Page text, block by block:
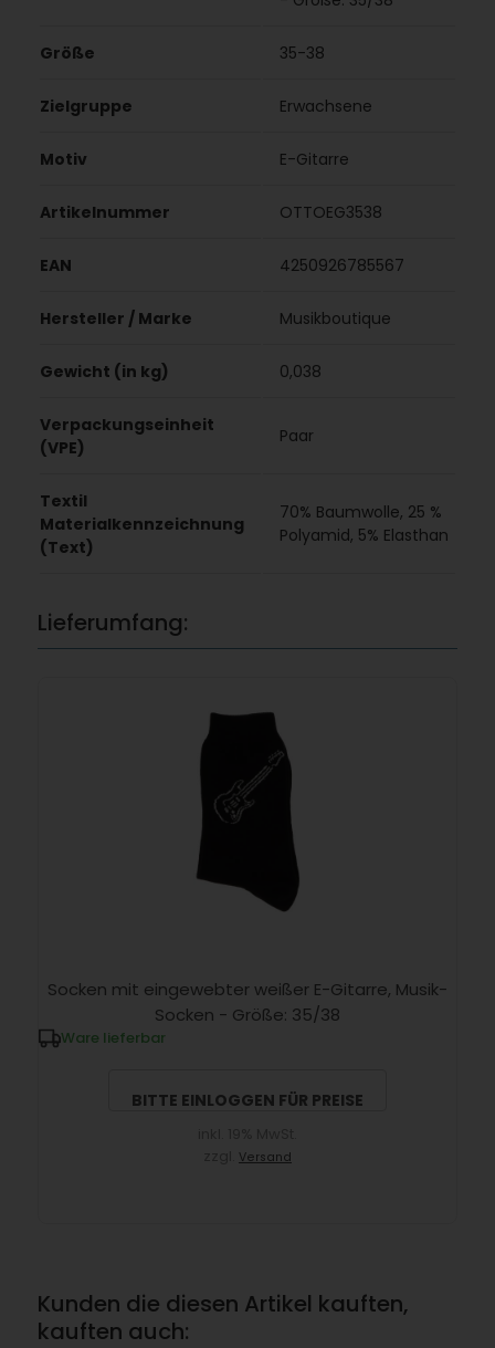
Größe 35-38
Zielgruppe Erwachsene
Motiv E-Gitarre
Artikelnummer OTTOEG3538
EAN 4250926785567
Hersteller / Marke Musikboutique
Gewicht (in kg) 0,038
Verpackungseinheit
(VPE)
Paar
Textil
Materialkennzeichnung
(Text)
70% Baumwolle, 25 %
Polyamid, 5% Elasthan
Lieferumfang:
Socken mit eingewebter weißer E-Gitarre, Musik-
Socken - Größe: 35/38
Ware lieferbar
BITTE EINLOGGEN FÜR PREISE
Versand
Kunden die diesen Artikel kauften,
kauften auch: